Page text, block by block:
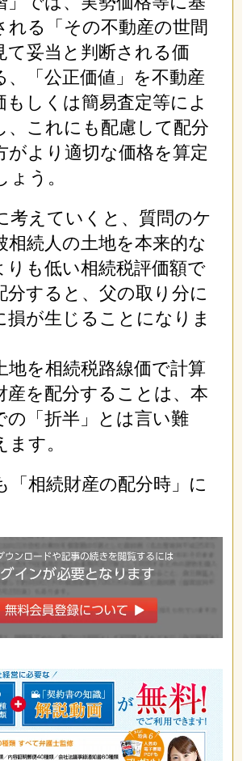
れる「その不動産の世間
て妥当と判断される価
、「公正価値」を不動産
もしくは簡易査定等によ
、これにも配慮して配分
がより適切な価格を算定
う。
考えていくと、質問のケ
相続人の土地を本来的な
りも低い相続税評価額で
分すると、父の取り分に
損が生じることになりま
地を相続税路線価で計算
産を配分することは、本
の「折半」とは言い難
す。
「相続財産の配分時」に